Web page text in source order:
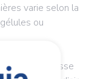
varie selon la
ou
blanches classe